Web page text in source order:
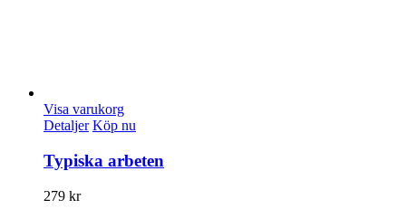
Visa varukorg
Detaljer Köp nu
Typiska arbeten
279 kr